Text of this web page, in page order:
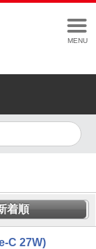
MENU
着順
C 27W)